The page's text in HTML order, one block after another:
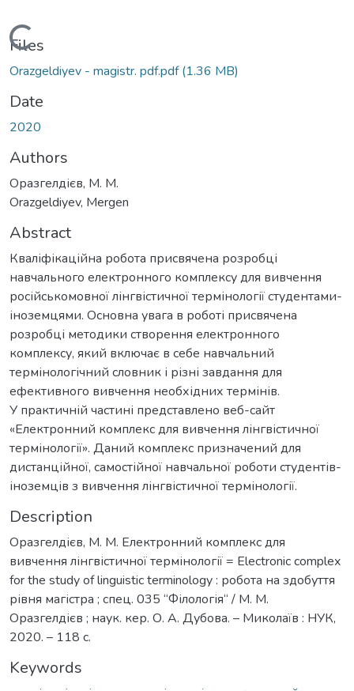
Loading...
Files
Orazgeldiyev - magistr. pdf.pdf(1.36 MB)
Date
2020
Authors
Оразгелдієв, М. М.
Orazgeldiyev, Mergen
Abstract
Кваліфікаційна робота присвячена розробці
навчального електронного комплексу для вивчення
російськомовної лінгвістичної термінології студентами-
іноземцями. Основна увага в роботі присвячена
розробці методики створення електронного
комплексу, який включає в себе навчальний
термінологічний словник і різні завдання для
ефективного вивчення необхідних термінів.
У практичній частині представлено веб-сайт
«Електронний комплекс для вивчення лінгвістичної
термінології». Даний комплекс призначений для
дистанційної, самостійної навчальної роботи студентів-
іноземців з вивчення лінгвістичної термінології.
Description
Оразгелдієв, М. М. Електронний комплекс для
вивчення лінгвістичної термінології = Electronic complex
for the study of linguistic terminology : робота на здобуття
рівня магістра ; спец. 035 “Філологія“ / М. М.
Оразгелдієв ; наук. кер. О. А. Дубова. – Миколаїв : НУК,
2020. – 118 с.
Keywords